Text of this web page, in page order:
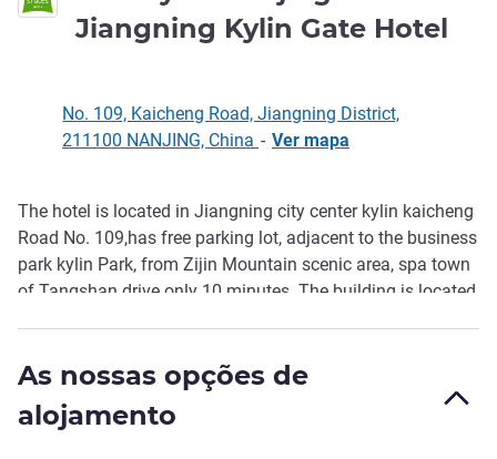
Jiangning Kylin Gate Hotel
No. 109, Kaicheng Road, Jiangning District,
211100 NANJING, China - Ver mapa
Descrição
The hotel is located in Jiangning city center kylin kaicheng
Road No. 109,has free parking lot, adjacent to the business
park kylin Park, from Zijin Mountain scenic area, spa town
of Tangshan drive only 10 minutes. The building is located
As nossas opções de
alojamento